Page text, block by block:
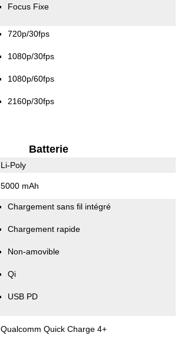
Focus Fixe
720p/30fps
1080p/30fps
1080p/60fps
2160p/30fps
Batterie
Li-Poly
5000 mAh
Chargement sans fil intégré
Chargement rapide
Non-amovible
Qi
USB PD
Qualcomm Quick Charge 4+